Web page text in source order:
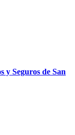
y Seguros de San